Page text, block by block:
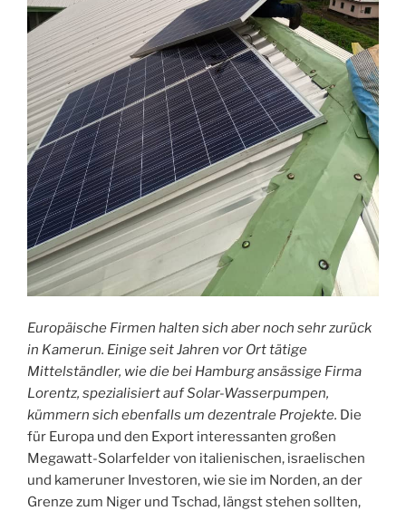
Europäische Firmen halten sich aber noch sehr zurück
in Kamerun. Einige seit Jahren vor Ort tätige
Mittelständler, wie die bei Hamburg ansässige Firma
Lorentz, spezialisiert auf Solar-Wasserpumpen,
kümmern sich ebenfalls um dezentrale Projekte. Die
für Europa und den Export interessanten großen
Megawatt-Solarfelder von italienischen, israelischen
und kameruner Investoren, wie sie im Norden, an der
Grenze zum Niger und Tschad, längst stehen sollten,